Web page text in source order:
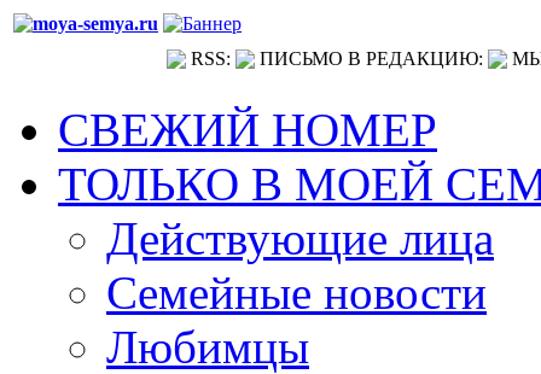
RSS: ПИСЬМО В РЕДАКЦИЮ:
СВЕЖИЙ НОМЕР
ТОЛЬКО В МОЕЙ
Действующие лица
Семейные новости
Любимцы